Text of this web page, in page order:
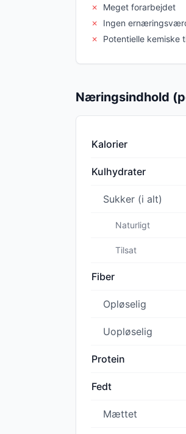
✗
Meget forarbejdet
✗
Ingen
✗
Potentielle
Næringsindhold
Kalorier
Kulhydrater
Sukker (i alt)
Naturligt
Tilsat
Fiber
Opløselig
Uopløselig
Protein
Fedt
Mættet